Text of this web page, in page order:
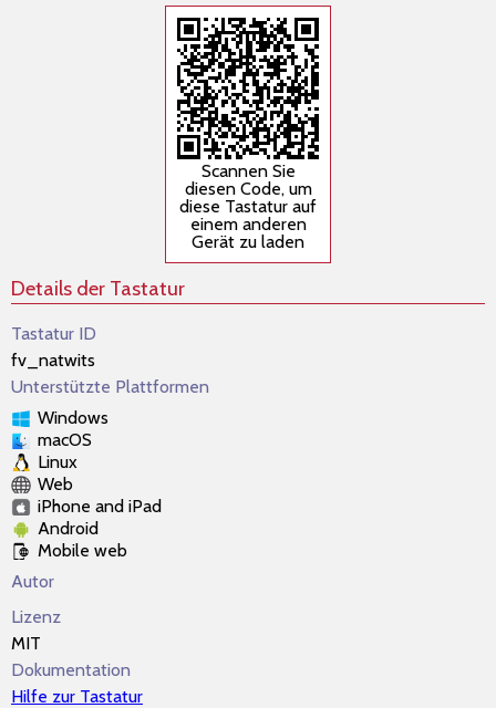
Scannen Sie
diesen Code, um
diese Tastatur auf
einem anderen
Gerät zu laden
Details der Tastatur
Tastatur ID
fv_natwits
Unterstützte Plattformen
Windows
macOS
Linux
Web
iPhone and iPad
Android
Mobile web
Autor
Lizenz
MIT
Dokumentation
Hilfe zur Tastatur